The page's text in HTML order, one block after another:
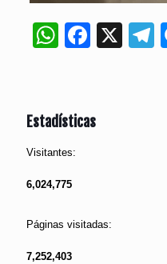
X
Estadísticas
Visitantes:
6,024,775
Páginas visitadas:
7,252,403